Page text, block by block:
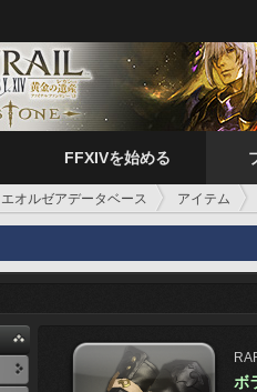
FFXIVを始める
エオルゼアデータベース アイテム
ボ